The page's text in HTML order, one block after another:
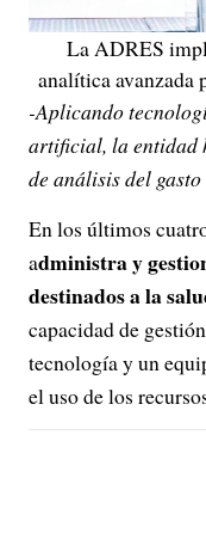
La ADRES
analítica avanzada
-Aplicando
artificial, la entidad
de análisis del gasto
En los últimos
administra y
destinados a la
capacidad de
tecnología y un
el uso de los